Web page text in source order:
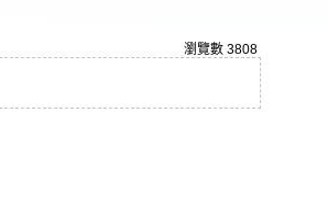
瀏覽數 3808